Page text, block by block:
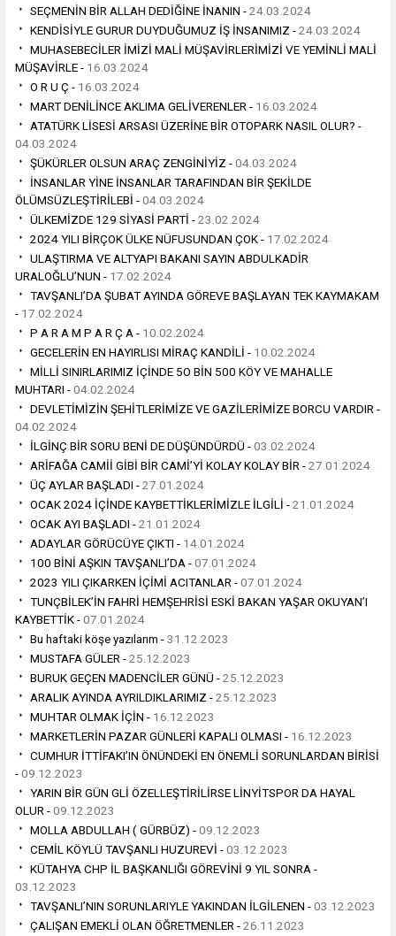
SEÇMENİN BİR ALLAH DEDİĞİNE İNANIN -24.03.2024
KENDİSİYLE GURUR DUYDUĞUMUZ İŞ İNSANIMIZ -24.03.2024
MUHASEBECİLER İMİZİ MALİ MÜŞAVİRLERİMİZİ VE YEMİNLİ MALİ
MÜŞAVİRLE - 16.03.2024
O R U Ç - 16.03.2024
MART DENİLİNCE AKLIMA GELİVERENLER - 16.03.2024
ATATÜRK LİSESİ ARSASI ÜZERİNE BİR OTOPARK NASIL OLUR? -
04.03.2024
ŞÜKÜRLER OLSUN ARAÇ ZENGİNİYİZ -04.03.2024
İNSANLAR YİNE İNSANLAR TARAFINDAN BİR ŞEKİLDE
ÖLÜMSÜZLEŞTİRİLEBİ -04.03.2024
ÜLKEMİZDE 129 SİYASİ PARTİ -23.02.2024
2024 YILI BİRÇOK ÜLKE NÜFUSUNDAN ÇOK - 17.02.2024
ULAŞTIRMA VE ALTYAPI BAKANI SAYIN ABDULKADİR
URALOĞLU’NUN - 17.02.2024
TAVŞANLI’DA ŞUBAT AYINDA GÖREVE BAŞLAYAN TEK KAYMAKAM
- 17.02.2024
P A R A M P A R Ç A - 10.02.2024
GECELERİN EN HAYIRLISI MİRAÇ KANDİLİ - 10.02.2024
MİLLİ SINIRLARIMIZ İÇİNDE 5O BİN 500 KÖY VE MAHALLE
MUHTARI -04.02.2024
DEVLETİMİZİN ŞEHİTLERİMİZE VE GAZİLERİMİZE BORCU VARDIR -
04.02.2024
İLGİNÇ BİR SORU BENİ DE DÜŞÜNDÜRDÜ -03.02.2024
ARİFAĞA CAMİİ GİBİ BİR CAMİ’Yİ KOLAY KOLAY BİR -27.01.2024
ÜÇ AYLAR BAŞLADI -27.01.2024
OCAK 2024 İÇİNDE KAYBETTİKLERİMİZLE İLGİLİ -21.01.2024
OCAK AYI BAŞLADI -21.01.2024
ADAYLAR GÖRÜCÜYE ÇIKTI - 14.01.2024
100 BİNİ AŞKIN TAVŞANLI’DA -07.01.2024
2023 YILI ÇIKARKEN İÇİMİ ACITANLAR -07.01.2024
TUNÇBİLEK’İN FAHRİ HEMŞEHRİSİ ESKİ BAKAN YAŞAR OKUYAN’I
KAYBETTİK -07.01.2024
Bu haftaki köşe yazılarım -31.12.2023
MUSTAFA GÜLER -25.12.2023
BURUK GEÇEN MADENCİLER GÜNÜ -25.12.2023
ARALIK AYINDA AYRILDIKLARIMIZ -25.12.2023
MUHTAR OLMAK İÇİN - 16.12.2023
MARKETLERİN PAZAR GÜNLERİ KAPALI OLMASI - 16.12.2023
CUMHUR İTTİFAKI’IN ÖNÜNDEKİ EN ÖNEMLİ SORUNLARDAN BİRİSİ
-09.12.2023
YARIN BİR GÜN GLİ ÖZELLEŞTİRİLİRSE LİNYİTSPOR DA HAYAL
OLUR -09.12.2023
MOLLA ABDULLAH ( GÜRBÜZ) -09.12.2023
CEMİL KÖYLÜ TAVŞANLI HUZUREVİ -03.12.2023
KÜTAHYA CHP İL BAŞKANLIĞI GÖREVİNİ 9 YIL SONRA -
03.12.2023
TAVŞANLI’NIN SORUNLARIYLE YAKINDAN İLGİLENEN -03.12.2023
ÇALIŞAN EMEKLİ OLAN ÖĞRETMENLER -26.11.2023